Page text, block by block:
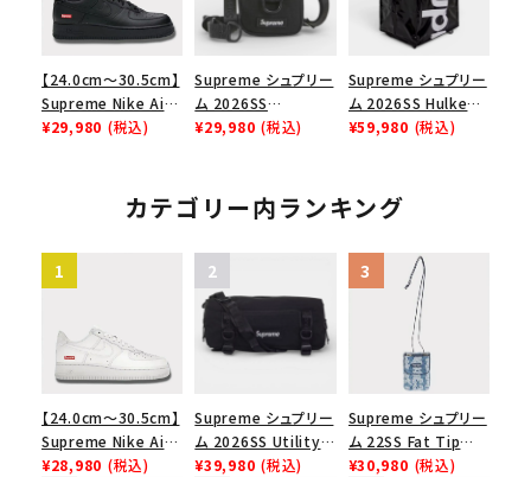
【24.0cm～30.5cm】
Supreme Nike Air
Force 1 Low シュプ
ューズ ブラック
¥29,980 (税込)
Supreme シュプリー
ム 2026SS
Shoulder Bag ショ
¥29,980 (税込)
Supreme シュプリー
ム 2026SS Hulken
Rolling Tote
ブラック
¥59,980 (税込)
カテゴリー内ランキング
【24.0cm～30.5cm】
Supreme Nike Air
Force 1 Low シュプ
¥28,980 (税込)
Supreme シュプリー
ム 2026SS Utility
Bag ユーティリティ
¥39,980 (税込)
Supreme シュプリー
ム 22SS Fat Tip
Jacquard Denim
¥30,980 (税込)